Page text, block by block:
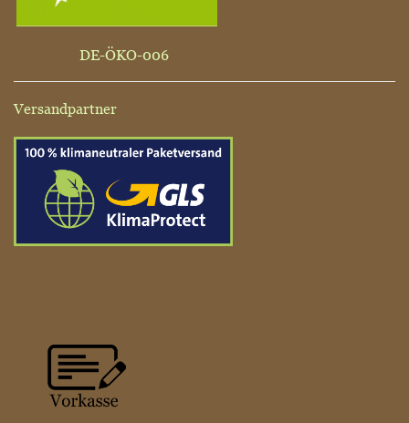
DE-ÖKO-006
Versandpartner